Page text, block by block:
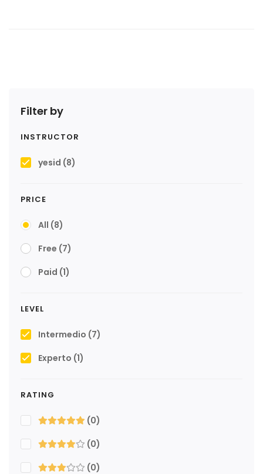
Filter by
INSTRUCTOR
yesid (8)
PRICE
All (8)
Free (7)
Paid (1)
LEVEL
Intermedio (7)
Experto (1)
RATING
(0)
(0)
(0)